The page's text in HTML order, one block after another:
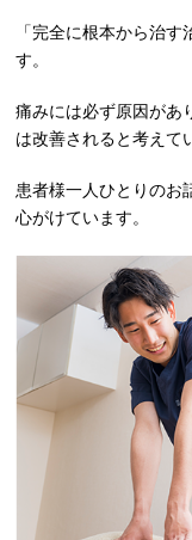
「完全に根本から治
す。
痛みには必ず原因があ
は改善されると考えて
患者様一人ひとりのお
心がけています。